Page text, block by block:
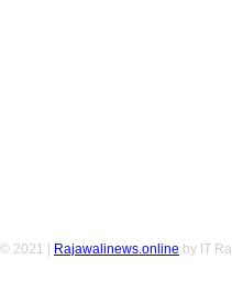
© 2021 | Rajawalinews.online by IT